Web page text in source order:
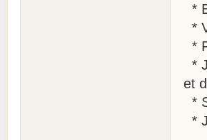
*
*
*
*
et
*
*